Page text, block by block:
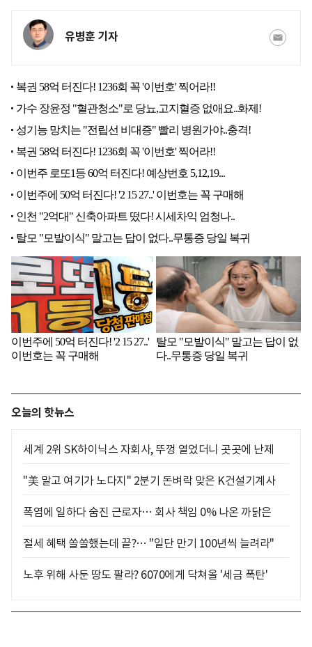
유병훈 기자
오늘의 핫뉴스
세계 2위 SK하이닉스 자회사, 뚜껑 열었더니 곳곳에 난제
"美 말고 여기가 노다지" 2분기 돈벼락 맞은 K건설기계사
폭염에 일하다 숨진 근로자… 회사 책임 0% 나온 까닭은
절세 혜택 쏠쏠했는데 끝?… "일단 만기 100년씩 늘려라"
노후 위해 사둔 땅도 팔라? 6070에게 닥쳐올 '세금 폭탄'